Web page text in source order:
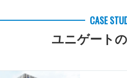
CASE
ユニゲート